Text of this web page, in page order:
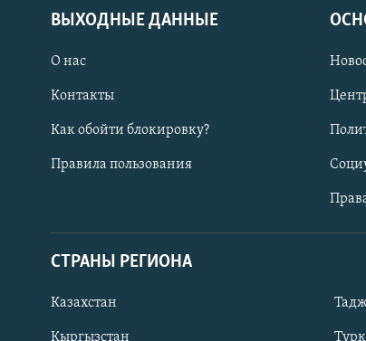
ВЫХОДНЫЕ ДАННЫЕ
О нас
Контакты
Как обойти блокировку?
Правила пользования
СТРАНЫ РЕГИОНА
Казахстан
Кыргызстан